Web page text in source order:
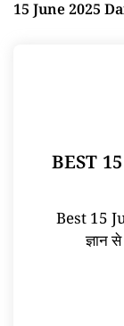
15 June 2025
BEST
Best 15
ज्ञान